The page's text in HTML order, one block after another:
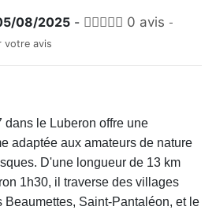
08/2025- 0 avis -
votre avis
dans le Luberon offre une
adaptée aux amateurs de nature
D'une longueur de 13 km
1h30, il traverse des villages
Beaumettes, Saint-Pantaléon, et le